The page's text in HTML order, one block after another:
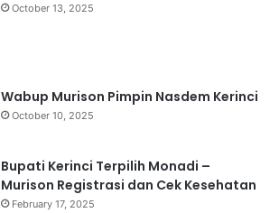
October 13, 2025
Wabup Murison Pimpin Nasdem Kerinci
October 10, 2025
Bupati Kerinci Terpilih Monadi –
Murison Registrasi dan Cek Kesehatan
February 17, 2025